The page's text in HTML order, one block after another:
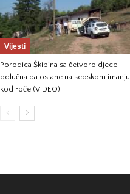
Vijesti
Porodica Škipina sa četvoro djece
odlučna da ostane na seoskom imanju
kod Foče (VIDEO)